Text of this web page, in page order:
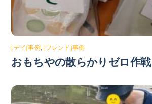
[デイ]事例 [フレンド]事例
おもちやの散らかりゼロ作戦